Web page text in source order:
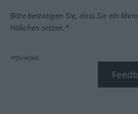
Bitte bestätigen Sie, dass Sie ein
Häkchen setzen.*
*Pflichtfeld